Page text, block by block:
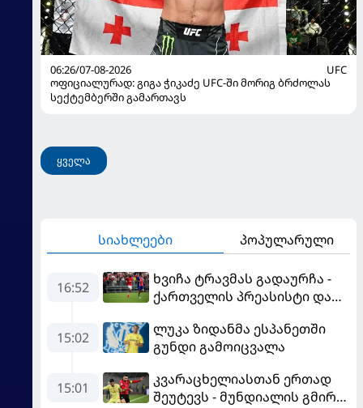
06:26/07-08-2026
UFC
ოფიციალურად: გიგა ჭიკაძე UFC-ში მორიგ ბრძოლას
სექტემბერში გამართავს
ყველა
სიახლეები პოპულარული
16:52
ხვიჩა ტრავმას გადაურჩა -
ქართველის პრეასისტი და
იუნაიტედთან"
15:02
ლუკა ზიდანმა ესპანეთში
გუნდი გამოიცვალა
15:01
კვარაცხელიასთან ერთად
შეუტევს - მუნდიალის გმირი